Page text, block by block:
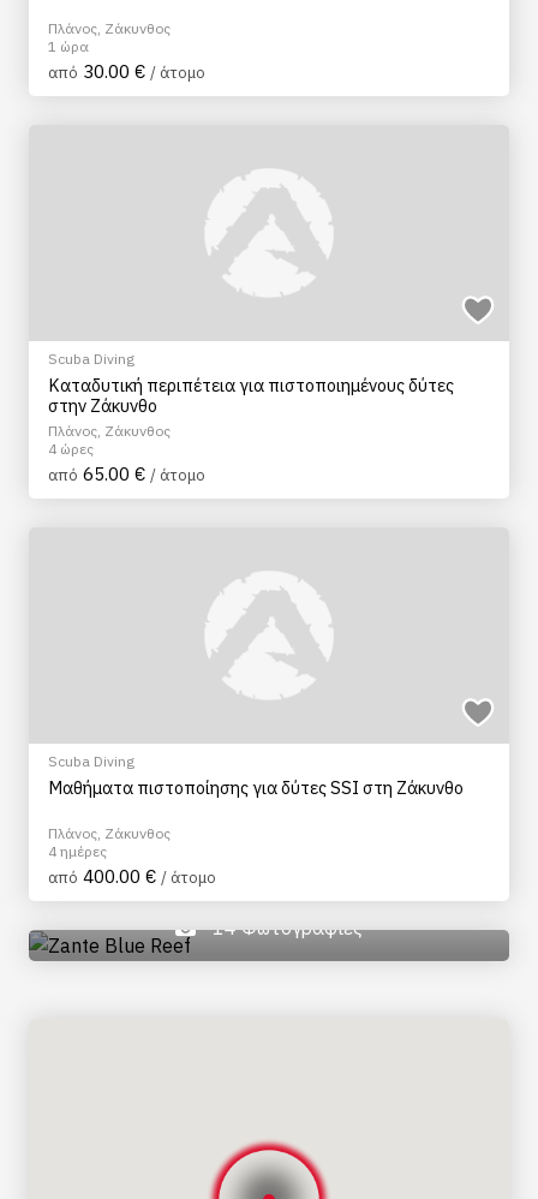
Πλάνος, Ζάκυνθος
1 ώρα
από 30.00 € / άτομο
Scuba Diving
Καταδυτική περιπέτεια για πιστοποιημένους δύτες
στην Ζάκυνθο
Πλάνος, Ζάκυνθος
4 ώρες
από 65.00 € / άτομο
Scuba Diving
Mαθήματα πιστοποίησης για δύτες SSI στη Ζάκυνθο
Πλάνος, Ζάκυνθος
4 ημέρες
από 400.00 € / άτομο
14 Φωτογραφίες